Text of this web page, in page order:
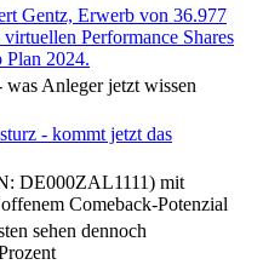
Gentz, Erwerb von 36.977
Performance Shares
Plan 2024.
Anleger jetzt wissen
- kommt jetzt das
DE000ZAL1111) mit
Comeback-Potenzial
sehen dennoch